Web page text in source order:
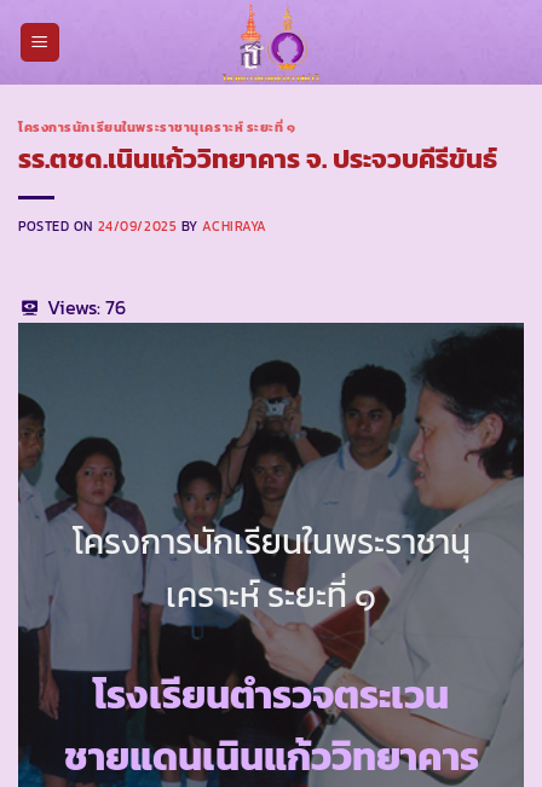
โครงการนักเรียนในพระราชานุเคราะห์ ระยะที่ ๑
รร.ตชด.เนินแก้ววิทยาคาร จ. ประจวบคีรีขันธ์
POSTED ON 24/09/2025 BYACHIRAYA
Views:76
โครงการนักเรียนในพระราชานุ
เคราะห์ ระยะที่ ๑
โรงเรียนตำรวจตระเวน
ชายแดนเนินแก้ววิทยาคาร